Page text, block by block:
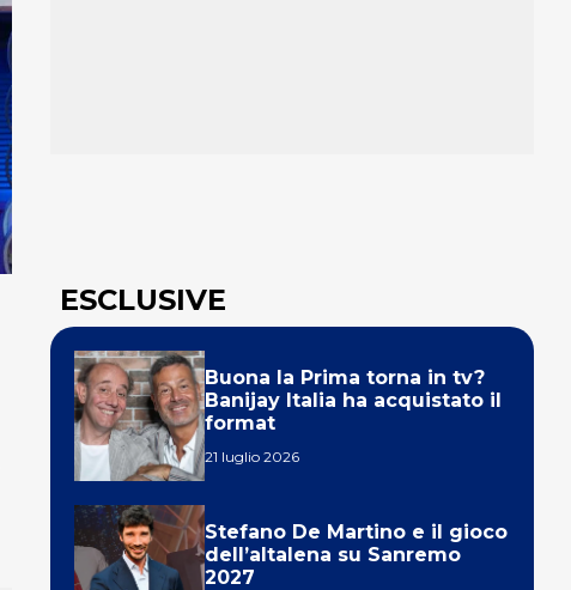
ESCLUSIVE
Buona la Prima torna in tv?
Banijay Italia ha acquistato il
format
21 luglio 2026
Stefano De Martino e il gioco
dell’altalena su Sanremo
2027